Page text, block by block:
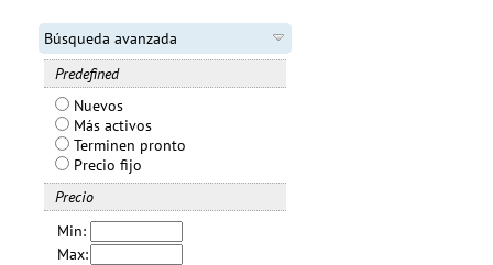
Búsqueda avanzada
Predefined
Nuevos
Más activos
Terminen pronto
Precio fijo
Precio
Min:
Max: